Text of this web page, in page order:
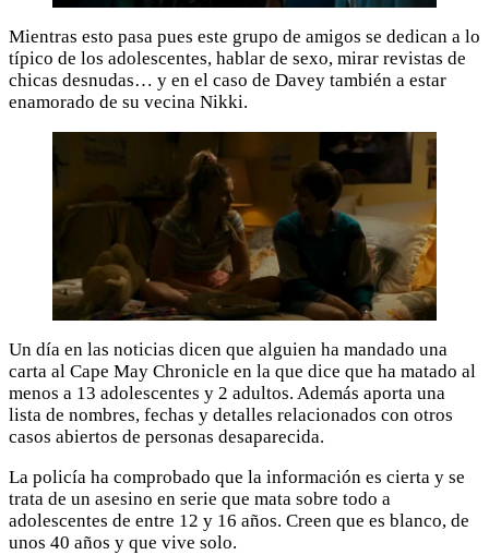
Mientras esto pasa pues este grupo de amigos se dedican a lo
típico de los adolescentes, hablar de sexo, mirar revistas de
chicas desnudas… y en el caso de Davey también a estar
enamorado de su vecina Nikki.
Un día en las noticias dicen que alguien ha mandado una
carta al Cape May Chronicle en la que dice que ha matado al
menos a 13 adolescentes y 2 adultos. Además aporta una
lista de nombres, fechas y detalles relacionados con otros
casos abiertos de personas desaparecida.
La policía ha comprobado que la información es cierta y se
trata de un asesino en serie que mata sobre todo a
adolescentes de entre 12 y 16 años. Creen que es blanco, de
unos 40 años y que vive solo.